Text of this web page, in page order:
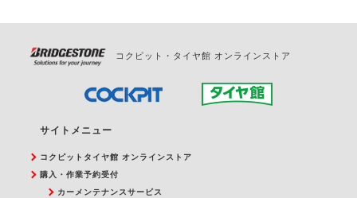
コクピット・タイヤ館 オンラインストア
サイトメニュー
コクピットタイヤ館 オンラインストア
購入・作業予約受付
カーメンテナンスサービス